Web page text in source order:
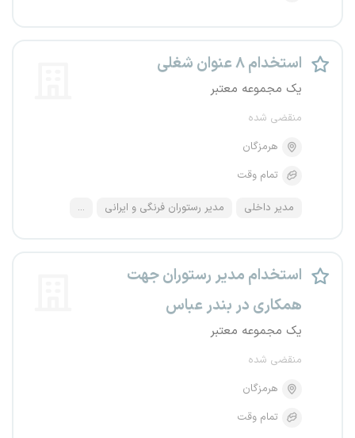
استخدام ۸ عنوان شغلی
یک مجموعه معتبر
منقضی شده
هرمزگان
تمام وقت
مدیر داخلی مدیر رستوران فرنگی و ایرانی ...
استخدام مدیر رستوران جهت
همکاری در بندر عباس
یک مجموعه معتبر
منقضی شده
هرمزگان
تمام وقت